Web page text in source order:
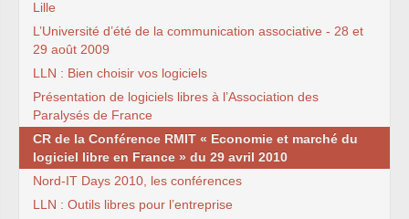
Lille
L’Université d’été de la communication associative - 28 et
29 août 2009
LLN : Bien choisir vos logiciels
Présentation de logiciels libres à l’Association des
Paralysés de France
CR de la Conférence RMIT « Economie et marché du
logiciel libre en France » du 29 avril 2010
Nord-IT Days 2010, les conférences
LLN : Outils libres pour l’entreprise